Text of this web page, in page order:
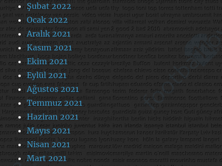
Şubat 2022
Ocak 2022
Aralık 2021
Kasım 2021
Ekim 2021
Eylül 2021
Ağustos 2021
Temmuz 2021
Haziran 2021
Mayıs 2021
Nisan 2021
Mart 2021